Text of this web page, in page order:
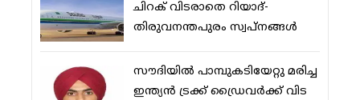
ചിറക് വിടരാതെ റിയാദ്-
തിരുവനന്തപുരം സ്വപ്നങ്ങള്‍
സൗദിയിൽ പാമ്പുകടിയേറ്റു മരിച്ച
ഇന്ത്യൻ ട്രക്ക് ഡ്രൈവർക്ക് വിട